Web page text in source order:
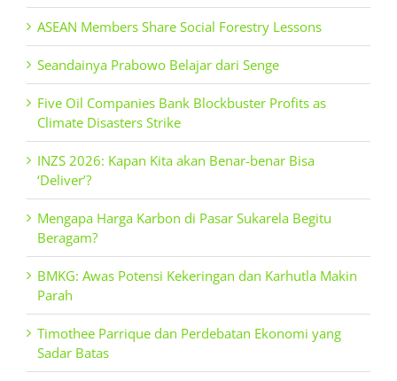
ASEAN Members Share Social Forestry Lessons
Seandainya Prabowo Belajar dari Senge
Five Oil Companies Bank Blockbuster Profits as
Climate Disasters Strike
INZS 2026: Kapan Kita akan Benar-benar Bisa
‘Deliver’?
Mengapa Harga Karbon di Pasar Sukarela Begitu
Beragam?
BMKG: Awas Potensi Kekeringan dan Karhutla Makin
Parah
Timothee Parrique dan Perdebatan Ekonomi yang
Sadar Batas